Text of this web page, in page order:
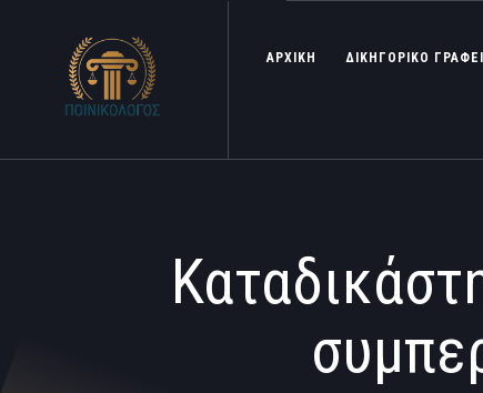
ΑΡΧΙΚΗ ΔΙΚΗΓΟΡΙΚΟ